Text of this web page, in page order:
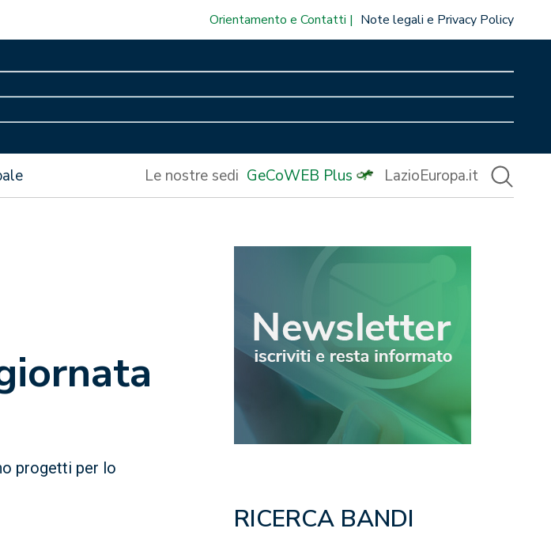
Orientamento e Contatti Note legali e Privacy Policy
Le nostre sedi GeCoWEB Plus LazioEuropa.it
progetti per lo
RICERCA BANDI